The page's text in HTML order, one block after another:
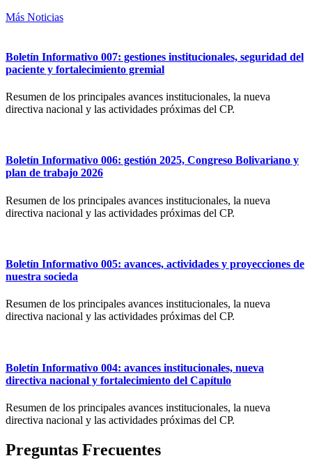
Más Noticias
Boletín Informativo 007: gestiones institucionales, seguridad del
paciente y fortalecimiento gremial
Resumen de los principales avances institucionales, la nueva
directiva nacional y las actividades próximas del CP.
Boletín Informativo 006: gestión 2025, Congreso Bolivariano y
plan de trabajo 2026
Resumen de los principales avances institucionales, la nueva
directiva nacional y las actividades próximas del CP.
Boletín Informativo 005: avances, actividades y proyecciones de
nuestra socieda
Resumen de los principales avances institucionales, la nueva
directiva nacional y las actividades próximas del CP.
Boletín Informativo 004: avances institucionales, nueva
directiva nacional y fortalecimiento del Capítulo
Resumen de los principales avances institucionales, la nueva
directiva nacional y las actividades próximas del CP.
Preguntas Frecuentes